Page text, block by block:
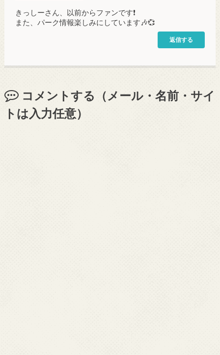
きっしーさん、以前からファンです❗️
また、パーク情報楽しみにしています🎶💞
返信する
コメントする（メール・名前・サイ
トは入力任意）